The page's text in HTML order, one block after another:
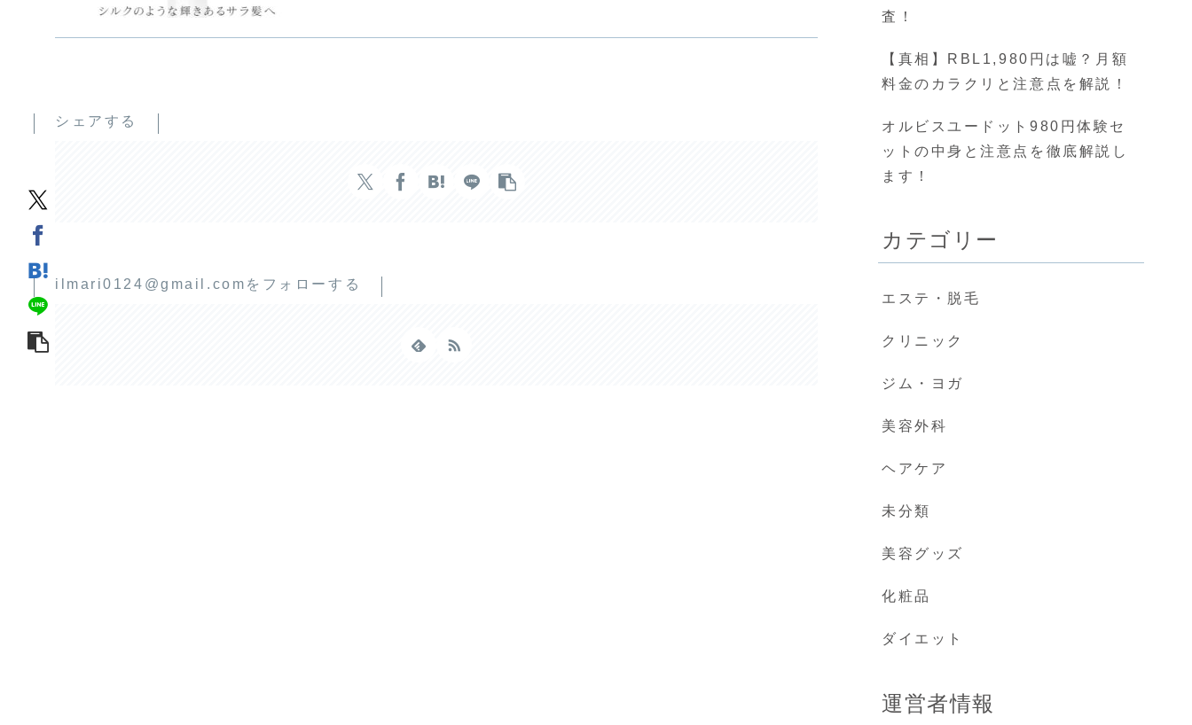
シェアする
ilmari0124@gmail.comをフォローする
査！
【真相】RBL1,980円は嘘？月額
料金のカラクリと注意点を解説！
オルビスユードット980円体験セ
ットの中身と注意点を徹底解説し
ます！
カテゴリー
エステ・脱毛
クリニック
ジム・ヨガ
美容外科
ヘアケア
未分類
美容グッズ
化粧品
ダイエット
運営者情報